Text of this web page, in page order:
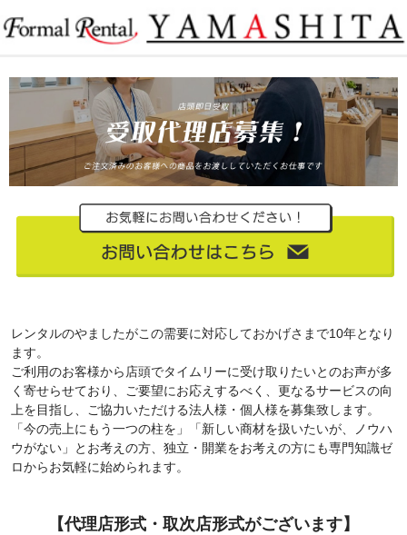
レンタルのやましたがこの需要に対応しておかげさまで10年となり
ます。
ご利用のお客様から店頭でタイムリーに受け取りたいとのお声が多
く寄せらせており、ご要望にお応えするべく、更なるサービスの向
上を目指し、ご協力いただける法人様・個人様を募集致します。
「今の売上にもう一つの柱を」「新しい商材を扱いたいが、ノウハ
ウがない」とお考えの方、独立・開業をお考えの方にも専門知識ゼ
ロからお気軽に始められます。
【代理店形式・取次店形式がございます】